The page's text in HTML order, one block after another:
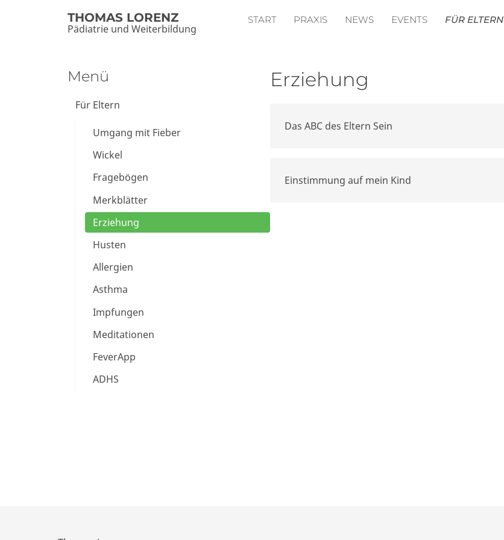
THOMAS LORENZ
Pädiatrie und Weiterbildung
START PRAXIS NEWS EVENTS FÜR ELTERN
Menü
Für Eltern
Umgang mit Fieber
Wickel
Fragebögen
Merkblätter
Erziehung
Husten
Allergien
Asthma
Impfungen
Meditationen
FeverApp
ADHS
Erziehung
Das ABC des Eltern Sein
Einstimmung auf mein Kind